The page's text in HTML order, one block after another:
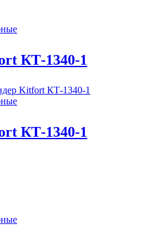
КТ-1340-1
КТ-1340-1